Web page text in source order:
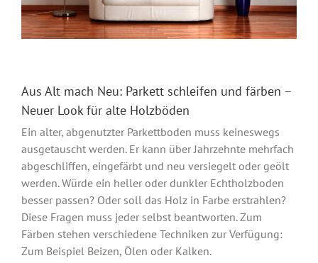
Aus Alt mach Neu: Parkett schleifen und färben –
Neuer Look für alte Holzböden
Ein alter, abgenutzter Parkettboden muss keineswegs
ausgetauscht werden. Er kann über Jahrzehnte mehrfach
abgeschliffen, eingefärbt und neu versiegelt oder geölt
werden. Würde ein heller oder dunkler Echtholzboden
besser passen? Oder soll das Holz in Farbe erstrahlen?
Diese Fragen muss jeder selbst beantworten. Zum
Färben stehen verschiedene Techniken zur Verfügung:
Zum Beispiel Beizen, Ölen oder Kalken.